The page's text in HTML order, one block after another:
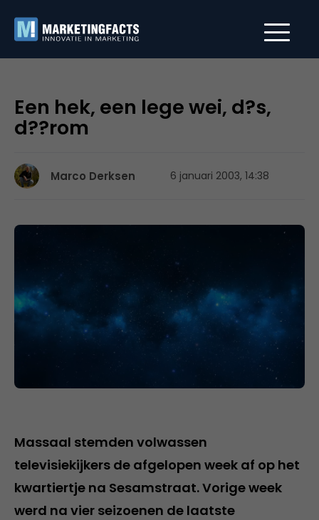
Een hek, een lege wei, d?s,
d??rom
Marco Derksen 6 januari 2003, 14:38
Massaal stemden volwassen
televisiekijkers de afgelopen week af op het
kwartiertje na Sesamstraat. Vorige week
werd na vier seizoenen de laatste